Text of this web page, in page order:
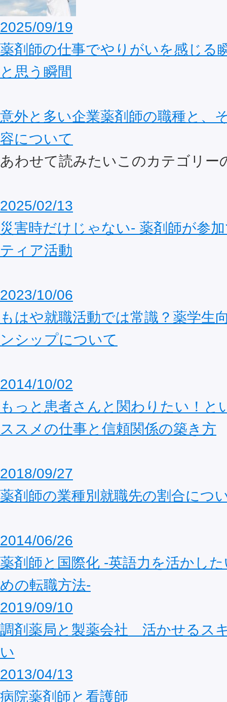
2025/09/19
薬剤師の仕事でやりがいを感じる
と思う瞬間
意外と多い企業薬剤師の職種と、
容について
あわせて読みたいこのカテゴリー
2025/02/13
災害時だけじゃない- 薬剤師が参
ティア活動
2023/10/06
もはや就職活動では常識？薬学生
ンシップについて
2014/10/02
もっと患者さんと関わりたい！と
ススメの仕事と信頼関係の築き方
2018/09/27
薬剤師の業種別就職先の割合につ
2014/06/26
薬剤師と国際化 -英語力を活かし
めの転職方法-
2019/09/10
調剤薬局と製薬会社 活かせるス
い
2013/04/13
病院薬剤師と看護師